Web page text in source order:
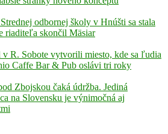
odbornej školy v Hnúšti sa stala
riaditeľa skončil Mäsiar
R. Sobote vytvorili miesto, kde sa ľudia
Caffe Bar & Pub oslávi tri roky
Zbojskou čaká údržba. Jediná
na Slovensku je výnimočná aj